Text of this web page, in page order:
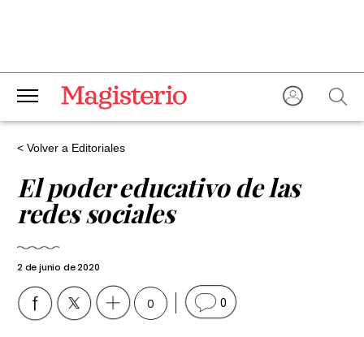
< Volver a Editoriales
El poder educativo de las
redes sociales
2 de junio de 2020
0 0